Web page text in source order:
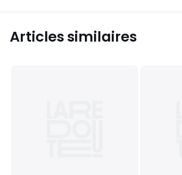
Articles similaires